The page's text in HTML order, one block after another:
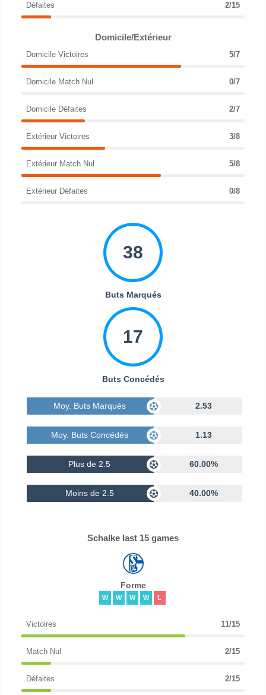
Défaites 2/15
Domicile/Extérieur
Domicile Victoires 5/7
Domicile Match Nul 0/7
Domicile Défaites 2/7
Extérieur Victoires 3/8
Extérieur Match Nul 5/8
Extérieur Défaites 0/8
38
Buts Marqués
17
Buts Concédés
Moy. Buts Marqués 2.53
Moy. Buts Concédés 1.13
Plus de 2.5 60.00%
Moins de 2.5 40.00%
Schalke last 15 games
Forme
W W W W L
Victoires 11/15
Match Nul 2/15
Défaites 2/15